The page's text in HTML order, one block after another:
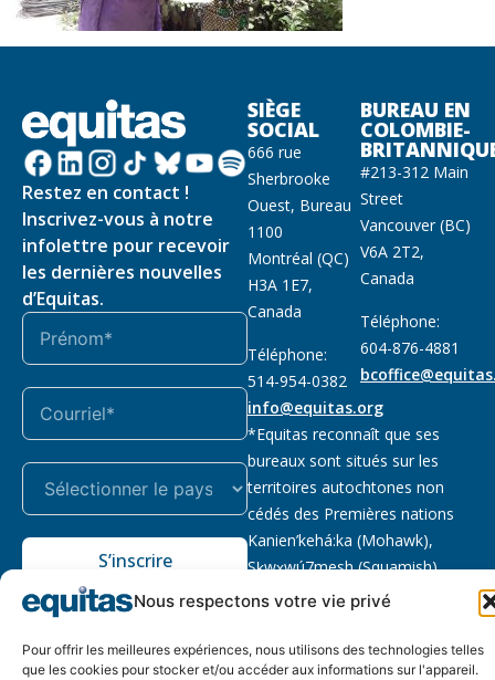
Nous respectons votre vie privé
Pour offrir les meilleures expériences, nous utilisons des technologies telles
que les cookies pour stocker et/ou accéder aux informations sur l'appareil.
Restez en contact !
Inscrivez-vous à notre
infolettre pour recevoir
les dernières nouvelles
d’Equitas.
S’inscrire
SIÈGE
SOCIAL
666 rue
Sherbrooke
Ouest, Bureau
1100
Montréal (QC)
H3A 1E7,
Canada
Téléphone:
514-954-0382
info@equitas.org
BUREAU EN
COLOMBIE-
#213-312 Main
Street
Vancouver (BC)
V6A 2T2,
Canada
Téléphone:
604-876-4881
*Equitas reconnaît que ses
bureaux sont situés sur les
territoires autochtones non
cédés des Premières nations
Kanien’kehá:ka (Mohawk),
Sḵwx̱wú7mesh (Squamish),
səl̓ilwətaɁɬ (Tsleil Waututh) et
Lire la suite